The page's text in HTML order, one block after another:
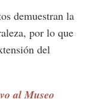
demuestran la
por lo que
del
al Museo